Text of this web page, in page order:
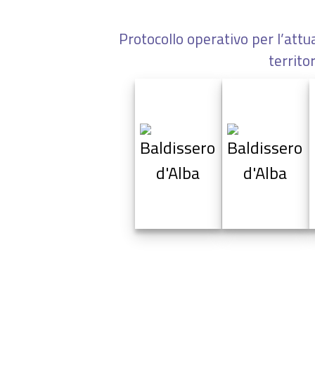
Protocollo operativo per